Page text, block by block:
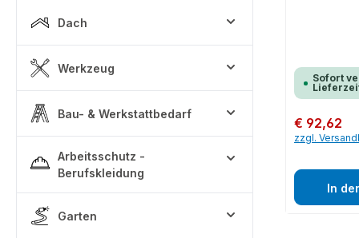
Dach
Werkzeug
Bau- & Werkstattbedarf
Arbeitsschutz -
Berufskleidung
Garten
Sofort
Regulärer Preis:
€ 92,62
zzgl.
In